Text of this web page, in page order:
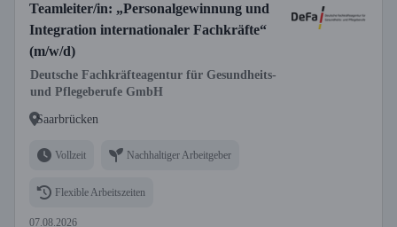
Teamleiter/in: „Personalgewinnung und
Integration internationaler Fachkräfte“
(m/w/d)
Deutsche Fachkräfteagentur für Gesundheits-
und Pflegeberufe GmbH
Saarbrücken
Vollzeit Nachhaltiger Arbeitgeber
Flexible Arbeitszeiten
07.08.2026